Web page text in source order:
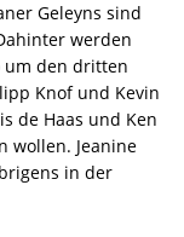
Geleyns sind
werden
um den dritten
Knof und Kevin
de Haas und Ken
wollen. Jeanine
in der